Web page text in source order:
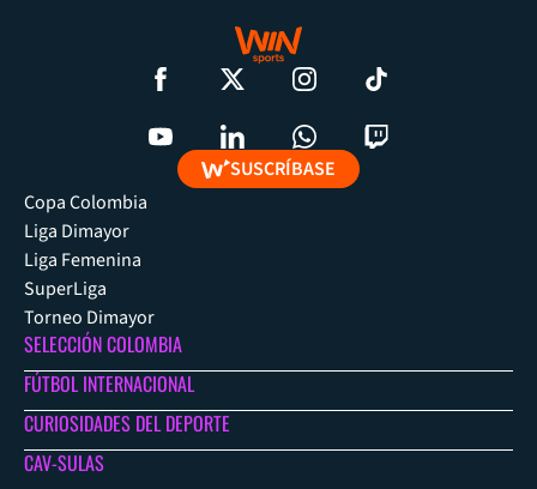
SUSCRÍBASE
Copa Colombia
Liga Dimayor
Liga Femenina
SuperLiga
Torneo Dimayor
SELECCIÓN COLOMBIA
FÚTBOL INTERNACIONAL
CURIOSIDADES DEL DEPORTE
CAV-SULAS